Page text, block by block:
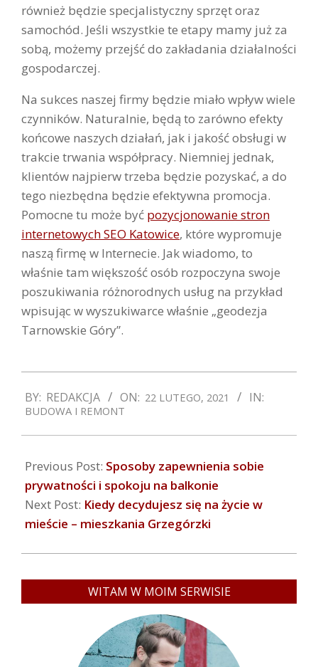
również będzie specjalistyczny sprzęt oraz
samochód. Jeśli wszystkie te etapy mamy już za
sobą, możemy przejść do zakładania działalności
gospodarczej.
Na sukces naszej firmy będzie miało wpływ wiele
czynników. Naturalnie, będą to zarówno efekty
końcowe naszych działań, jak i jakość obsługi w
trakcie trwania współpracy. Niemniej jednak,
klientów najpierw trzeba będzie pozyskać, a do
tego niezbędna będzie efektywna promocja.
Pomocne tu może być pozycjonowanie stron
internetowych SEO Katowice, które wypromuje
naszą firmę w Internecie. Jak wiadomo, to
właśnie tam większość osób rozpoczyna swoje
poszukiwania różnorodnych usług na przykład
wpisując w wyszukiwarce właśnie „geodezja
Tarnowskie Góry”.
02-
22
BY: REDAKCJA ON: 22 LUTEGO, 2021 IN:
BUDOWA I REMONT
Previous Post: Sposoby zapewnienia sobie
prywatności i spokoju na balkonie
Next Post: Kiedy decydujesz się na życie w
mieście – mieszkania Grzegórzki
WITAM W MOIM SERWISIE